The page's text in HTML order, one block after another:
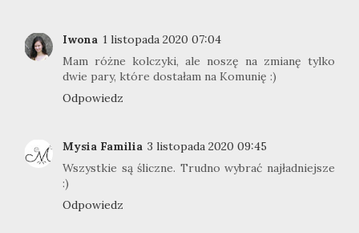
Iwona 1 listopada 2020 07:04
Mam różne kolczyki, ale noszę na zmianę tylko
dwie pary, które dostałam na Komunię :)
Odpowiedz
Mysia Familia 3 listopada 2020 09:45
Wszystkie są śliczne. Trudno wybrać najładniejsze
:)
Odpowiedz